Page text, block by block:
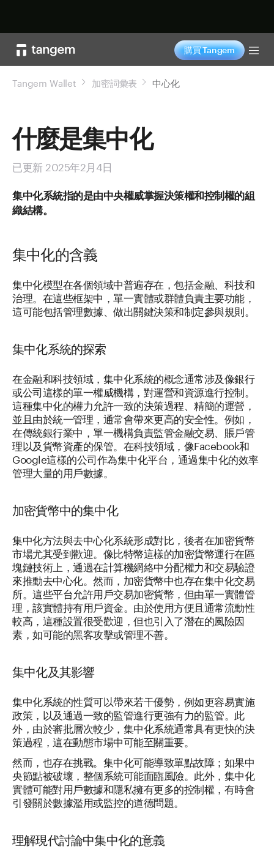
購買 Tangem
Tangem Wallet 加密詞彙表 中心化
什麼是集中化
已更新 2025年2月4日
集中化系統指的是由中央權威掌握決策權和控制權的組
織結構。
集中化的含義
集中化模型在各個領域中普遍存在，包括金融、科技和
治理。在這些框架中，單一實體或群體負責主要功能，
這可能包括管理數據、做出關鍵決策和制定參與規則。
集中化系統的探索
在金融和科技領域，集中化系統的概念通常涉及像銀行
或公司這樣的單一權威機構，對運營和資源進行控制。
這種集中化的權力允許一致的決策過程、精簡的運營，
並且由於統一管理，通常會帶來更高的安全性。例如，
在傳統銀行業中，單一機構負責監管金融交易、賬戶管
理以及貨幣資產的保管。在科技領域，像Facebook和
Google這樣的公司作為集中化平台，通過集中化的效率
管理大量的用戶數據。
加密貨幣中的集中化
集中化方法與去中心化系統形成對比，後者在加密貨幣
市場尤其受到歡迎。像比特幣這樣的加密貨幣運行在區
塊鏈技術上，通過在計算機網絡中分配權力和交易驗證
來推動去中心化。然而，加密貨幣中也存在集中化交易
所。這些平台允許用戶交易加密貨幣，但由單一實體管
理，該實體持有用戶資金。由於使用方便且通常流動性
較高，這種設置很受歡迎，但也引入了潛在的風險因
素，如可能的黑客攻擊或管理不善。
集中化及其影響
集中化系統的性質可以帶來若干優勢，例如更容易實施
政策，以及通過一致的監管進行更強有力的監管。此
外，由於審批層次較少，集中化系統通常具有更快的決
策過程，這在動態市場中可能至關重要。
然而，也存在挑戰。集中化可能導致單點故障；如果中
央節點被破壞，整個系統可能面臨風險。此外，集中化
實體可能對用戶數據和隱私擁有更多的控制權，有時會
引發關於數據濫用或監控的道德問題。
理解現代討論中集中化的意義